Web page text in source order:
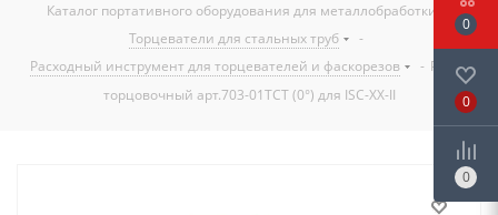
Каталог портативного оборудования для металлобработки
Торцеватели для стальных труб
-
Расходный инструмент для торцевателей и фаскорезов
- Резец
торцовочный арт.703-01ТСТ (0°) для ISC-XX-II
0
0
0